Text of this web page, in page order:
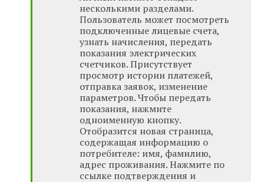
несколькими разделами.
Пользователь может посмотреть
подключенные лицевые счета,
узнать начисления, передать
показания электрических
счетчиков. Присутствует
просмотр истории платежей,
отправка заявок, изменение
параметров. Чтобы передать
показания, нажмите
одноименную кнопку.
Отобразится новая страница,
содержащая информацию о
потребителе: имя, фамилию,
адрес проживания. Нажмите по
ссылке подтверждения и